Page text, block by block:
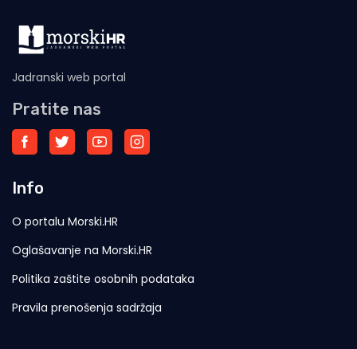
Jadranski web portal
Pratite nas
Info
O portalu Morski.HR
Oglašavanje na Morski.HR
Politika zaštite osobnih podataka
Pravila prenošenja sadržaja